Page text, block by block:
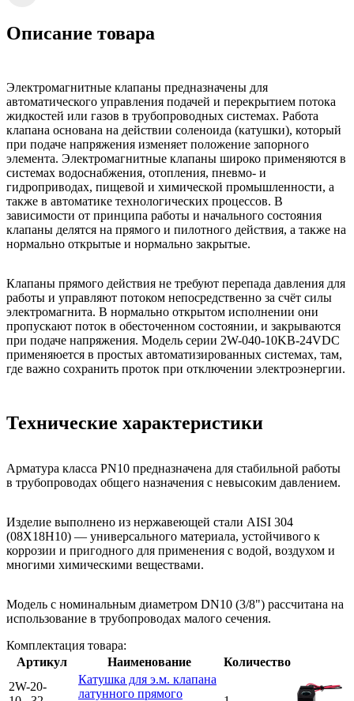
Описание товара
Клапаны прямого действия не требуют перепада давления для
работы и управляют потоком непосредственно за счёт силы
электромагнита. В нормально открытом исполнении они
пропускают поток в обесточенном состоянии, и закрываются
при подаче напряжения. Модель серии 2W-040-10KB-24VDC
применяюется в простых автоматизированных системах, там,
где важно сохранить проток при отключении электроэнергии.
Электромагнитные клапаны предназначены для
автоматического управления подачей и перекрытием потока
жидкостей или газов в трубопроводных системах. Работа
клапана основана на действии соленоида (катушки), который
при подаче напряжения изменяет положение запорного
элемента. Электромагнитные клапаны широко применяются в
системах водоснабжения, отопления, пневмо- и
гидроприводах, пищевой и химической промышленности, а
также в автоматике технологических процессов. В
зависимости от принципа работы и начального состояния
клапаны делятся на прямого и пилотного действия, а также на
нормально открытые и нормально закрытые.
Технические характеристики
Арматура класса PN10 предназначена для стабильной работы
в трубопроводах общего назначения с невысоким давлением.
Изделие выполнено из нержавеющей стали AISI 304
(08Х18Н10) — универсального материала, устойчивого к
коррозии и пригодного для применения с водой, воздухом и
многими химическими веществами.
Модель с номинальным диаметром DN10 (3/8") рассчитана на
использование в трубопроводах малого сечения.
Комплектация товара:
Артикул
Наименование
Количество
2W-20-
Катушка для э.м. клапана
латунного прямого